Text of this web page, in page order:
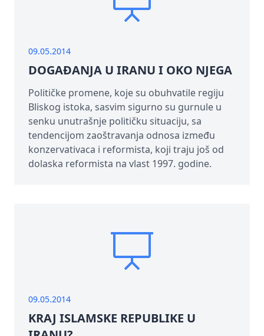
09.05.2014
DOGAĐANJA U IRANU I OKO NJEGA
Političke promene, koje su obuhvatile regiju
Bliskog istoka, sasvim sigurno su gurnule u
senku unutrašnje političku situaciju, sa
tendencijom zaoštravanja odnosa između
konzervativaca i reformista, koji traju još od
dolaska reformista na vlast 1997. godine.
09.05.2014
KRAJ ISLAMSKE REPUBLIKE U